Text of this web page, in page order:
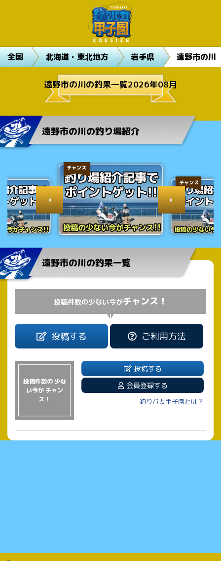
全国 北海道・東北地方 岩手県 遠野市の川
遠野市の川の釣果一覧2026年08月
遠野市の川の釣り場紹介
チャンス
チャンス
遠野市の川の釣果一覧
投稿件数の少ない今がチャンス！
投稿する ご利用方法
投稿件数の 少な
い今が チャン
ス！
投稿する
会員登録する
釣りバカ甲子園とは？